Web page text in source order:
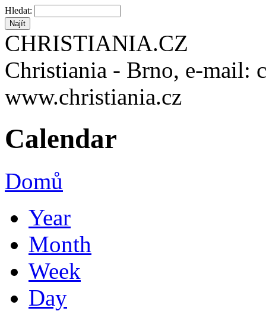
Hledat:
CHRISTIANIA.CZ
Christiania - Brno, e-mail:
www.christiania.cz
Calendar
Domů
Year
Month
Week
Day